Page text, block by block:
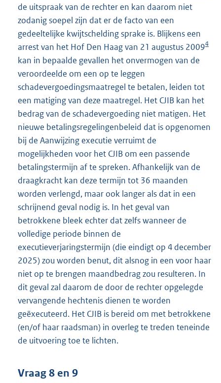
de uitspraak van de rechter en kan daarom niet
zodanig soepel zijn dat er de facto van een
gedeeltelijke kwijtschelding sprake is. Blijkens een
arrest van het Hof Den Haag van 21 augustus 20094
kan in bepaalde gevallen het onvermogen van de
veroordeelde om een op te leggen
schadevergoedingsmaatregel te betalen, leiden tot
een matiging van deze maatregel. Het CJIB kan het
bedrag van de schadevergoeding niet matigen. Het
nieuwe betalingsregelingenbeleid dat is opgenomen
bij de Aanwijzing executie verruimt de
mogelijkheden voor het CJIB om een passende
betalingstermijn af te spreken. Afhankelijk van de
draagkracht kan deze termijn tot 36 maanden
worden verlengd, maar ook langer als dat in een
schrijnend geval nodig is. In het geval van
betrokkene bleek echter dat zelfs wanneer de
volledige periode binnen de
executieverjaringstermijn (die eindigt op 4 december
2025) zou worden benut, dit alsnog in een voor haar
niet op te brengen maandbedrag zou resulteren. In
dit geval zal daarom de door de rechter opgelegde
vervangende hechtenis dienen te worden
geëxecuteerd. Het CJIB is bereid om met betrokkene
(en/of haar raadsman) in overleg te treden teneinde
de uitvoering toe te lichten.
Vraag 8 en 9